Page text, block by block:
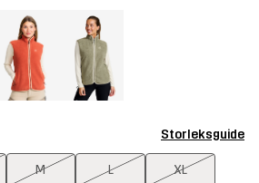
Storleksguide
M L XL